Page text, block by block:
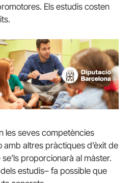
Els estudis costen
les seves competències
altres pràctiques d’èxit de
proporcionarà al màster.
estudis– fa possible que